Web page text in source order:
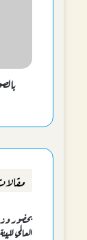
بحضور
العالمي للبيئة